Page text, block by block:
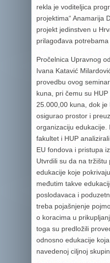
rekla je voditeljica
projektima“ Anamarija
projekt jedinstven u
prilagođava potrebama
Pročelnica Upravnog
Ivana Katavić
provedbu ovog
kuna, pri čemu su
25.000,00 kuna, dok je
osigurao prostor i
organizaciju edukacije.
fakultet i HUP
EU fondova i pristupa
Utvrdili su da na tržištu
edukacije koje
međutim takve
poslodavaca i
treba pojašnjenje
o koracima u
toga su predložili
odnosno edukacije
navedenoj ciljnoj